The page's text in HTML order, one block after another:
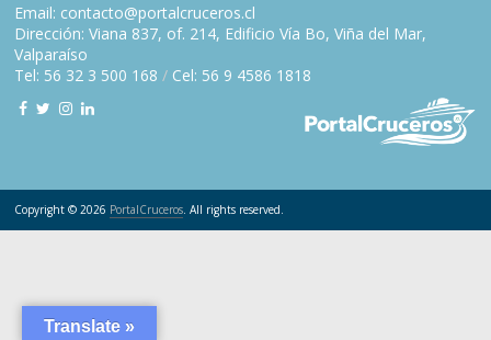
Email: contacto@portalcruceros.cl
Dirección: Viana 837, of. 214, Edificio Vía Bo, Viña del Mar,
Valparaíso
Tel: 56 32 3 500 168 / Cel: 56 9 4586 1818
Copyright © 2026 PortalCruceros . All rights reserved.
Translate »